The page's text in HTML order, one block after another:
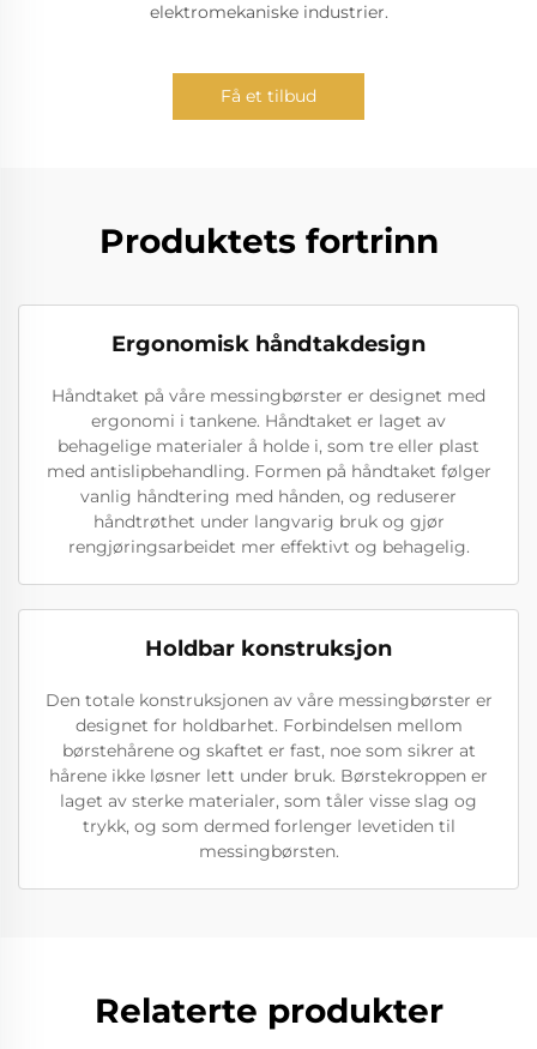
elektromekaniske industrier.
Få et tilbud
Produktets fortrinn
Ergonomisk håndtakdesign
Håndtaket på våre messingbørster er designet med
ergonomi i tankene. Håndtaket er laget av
behagelige materialer å holde i, som tre eller plast
med antislipbehandling. Formen på håndtaket følger
vanlig håndtering med hånden, og reduserer
håndtrøthet under langvarig bruk og gjør
rengjøringsarbeidet mer effektivt og behagelig.
Holdbar konstruksjon
Den totale konstruksjonen av våre messingbørster er
designet for holdbarhet. Forbindelsen mellom
børstehårene og skaftet er fast, noe som sikrer at
hårene ikke løsner lett under bruk. Børstekroppen er
laget av sterke materialer, som tåler visse slag og
trykk, og som dermed forlenger levetiden til
messingbørsten.
Relaterte produkter